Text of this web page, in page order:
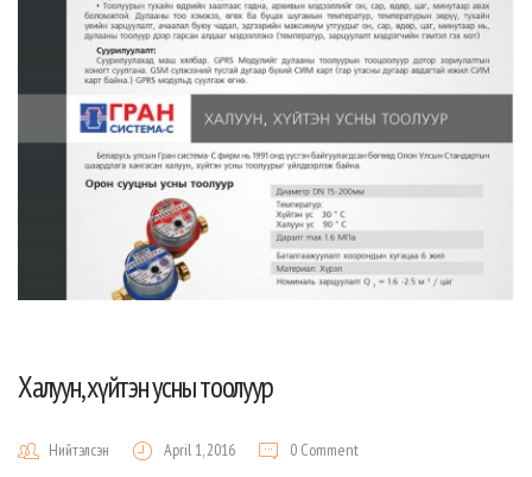
Халуун, хүйтэн усны тоолуур
Нийтэлсэн April 1, 2016 0 Comment